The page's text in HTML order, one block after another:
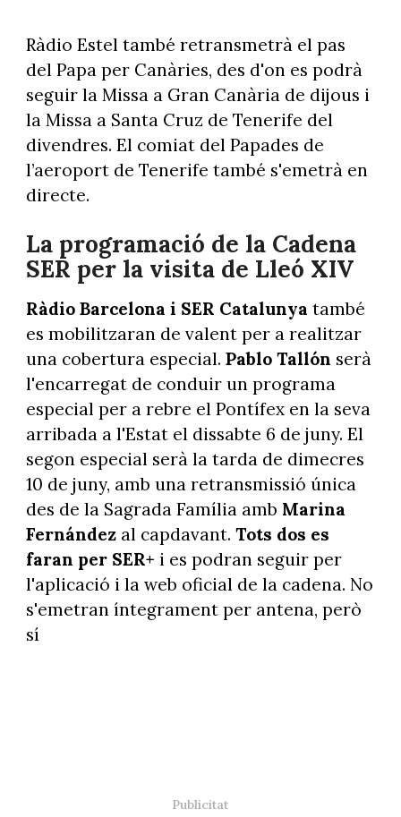
Ràdio Estel també retransmetrà el pas
del Papa per Canàries, des d'on es podrà
seguir la Missa a Gran Canària de dijous i
la Missa a Santa Cruz de Tenerife del
divendres. El comiat del Papades de
l’aeroport de Tenerife també s'emetrà en
directe.
La programació de la Cadena
SER per la visita de Lleó XIV
Ràdio Barcelona i SER Catalunya també
es mobilitzaran de valent per a realitzar
una cobertura especial. Pablo Tallón serà
l'encarregat de conduir un programa
especial per a rebre el Pontífex en la seva
arribada a l'Estat el dissabte 6 de juny. El
segon especial serà la tarda de dimecres
10 de juny, amb una retransmissió única
des de la Sagrada Família amb Marina
Fernándezal capdavant. Tots dos es
faran per SER+ i es podran seguir per
l'aplicació i la web oficial de la cadena. No
s'emetran íntegrament per antena, però
sí